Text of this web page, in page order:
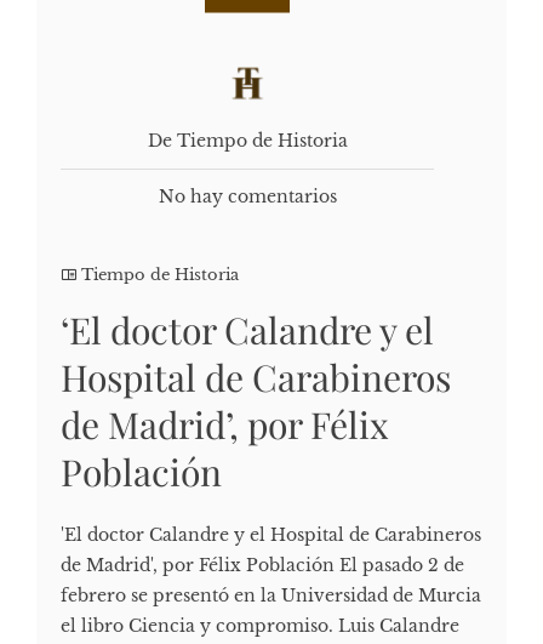
De Tiempo de Historia
No hay comentarios
Tiempo de Historia
‘El doctor Calandre y el
Hospital de Carabineros
de Madrid’, por Félix
Población
'El doctor Calandre y el Hospital de Carabineros
de Madrid', por Félix Población El pasado 2 de
febrero se presentó en la Universidad de Murcia
el libro Ciencia y compromiso. Luis Calandre